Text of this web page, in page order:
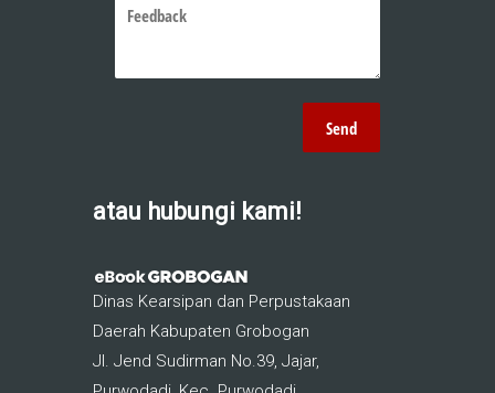
atau hubungi kami!
Dinas Kearsipan dan Perpustakaan
Daerah Kabupaten Grobogan
Jl. Jend Sudirman No.39, Jajar,